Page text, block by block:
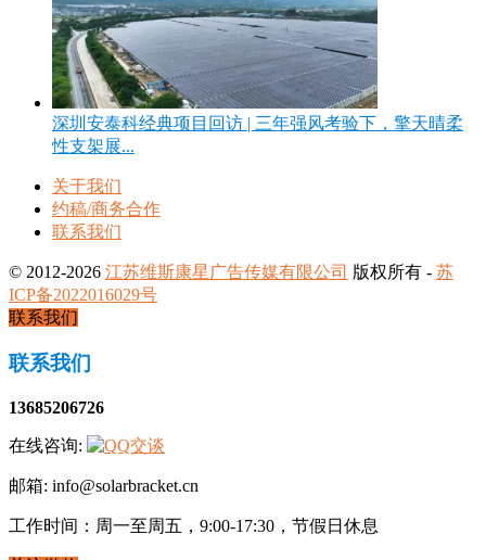
深圳安泰科经典项目回访 | 三年强风考验下，擎天晴柔
性支架展...
关于我们
约稿/商务合作
联系我们
© 2012-2026 江苏维斯康星广告传媒有限公司 版权所有 - 苏
ICP备2022016029号
联系我们
联系我们
13685206726
在线咨询:
邮箱: info@solarbracket.cn
工作时间：周一至周五，9:00-17:30，节假日休息